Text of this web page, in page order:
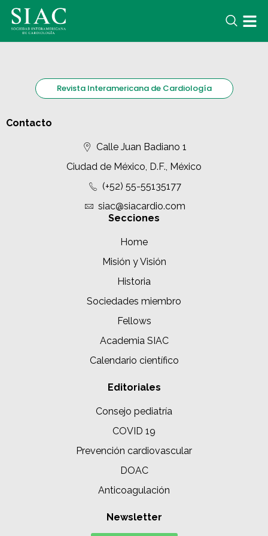
Revista Interamericana de Cardiología
Contacto
Calle Juan Badiano 1
Ciudad de México, D.F., México
(+52) 55-55135177
siac@siacardio.com
Secciones
Home
Misión y Visión
Historia
Sociedades miembro
Fellows
Academia SIAC
Calendario científico
Editoriales
Consejo pediatría
COVID 19
Prevención cardiovascular
DOAC
Anticoagulación
Newsletter